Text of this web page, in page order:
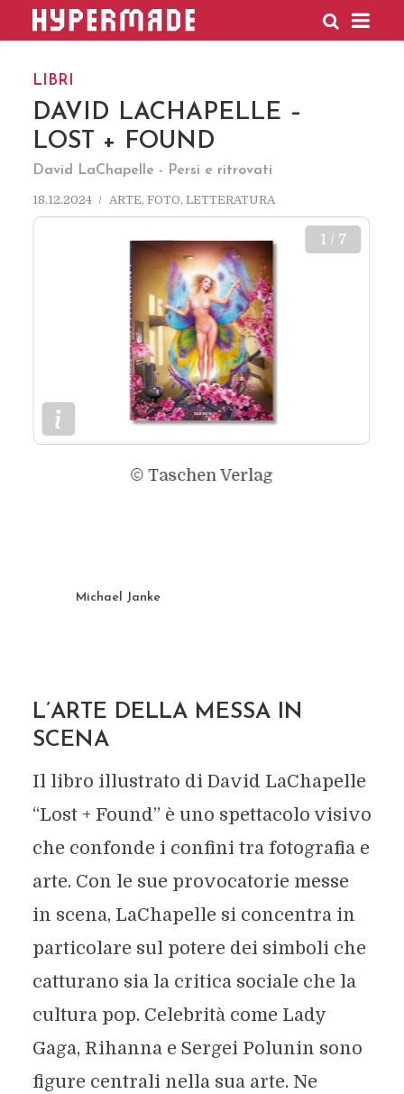
HYPERMADE
LIBRI
DAVID LACHAPELLE –
LOST + FOUND
David LaChapelle - Persi e ritrovati
18.12.2024 ARTE, FOTO, LETTERATURA
1 / 7
© Taschen Verlag
Michael Janke
L’ARTE DELLA MESSA IN
SCENA
Il libro illustrato di David LaChapelle
“Lost + Found” è uno spettacolo visivo
che confonde i confini tra fotografia e
arte. Con le sue provocatorie messe
in scena, LaChapelle si concentra in
particolare sul potere dei simboli che
catturano sia la critica sociale che la
cultura pop. Celebrità come Lady
Gaga, Rihanna e Sergei Polunin sono
figure centrali nella sua arte. Ne